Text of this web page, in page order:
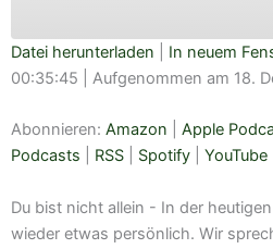
Amazon
RSS
RSS FEED
TEILEN
LINK
Datei herunterladen In neuem
00:35:45
Aufgenommen am 18.
Abonnieren: Amazon Apple
Podcasts
RSS Spotify YouTube
Du bist nicht allein - In der
wieder etwas persönlich. Wir